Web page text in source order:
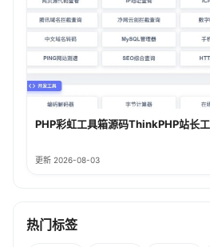
PHP彩虹工具箱源码ThinkPHP站长
更新 2026-08-03
热门标签